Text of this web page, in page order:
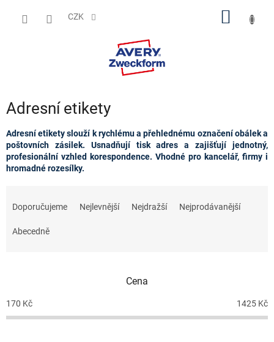
CZK
Adresní etikety
Adresní etikety slouží k rychlému a přehlednému označení obálek a
poštovních zásilek. Usnadňují tisk adres a zajišťují jednotný,
profesionální vzhled korespondence. Vhodné pro kancelář, firmy i
hromadné rozesílky.
o
d
Doporučujeme Nejlevnější Nejdražší Nejprodávanější
Abecedně
Cena
170 Kč 1425 Kč